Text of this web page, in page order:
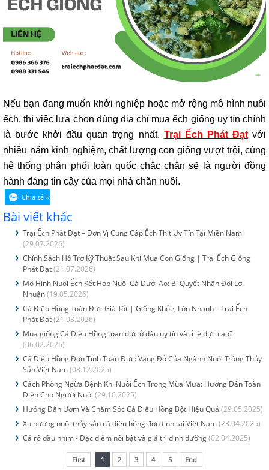
Nếu bạn đang muốn khởi nghiệp hoặc mở rộng mô hình nuôi
ếch, thì việc lựa chọn đúng địa chỉ mua ếch giống uy tín chính
là bước khởi đầu quan trọng nhất. Trại Ếch Phát Đạtvới
nhiều năm kinh nghiệm, chất lượng con giống vượt trội, cùng
hệ thống phân phối toàn quốc chắc chắn sẽ là người đồng
hành đáng tin cậy của mọi nhà chăn nuôi.
Bài viết khác
Trại Ếch Phát Đạt – Đơn Vị Cung Cấp Ếch Thịt Uy Tín Tại Miền Nam
(29.07.2026)
Chính Sách Hỗ Trợ Kỹ Thuật Sau Khi Mua Con Giống | Trại Ếch Giống
Phát Đạt(21.07.2026)
Mô Hình Nuôi Ếch Kết Hợp Nuôi Cá Dưới Ao: Bí Quyết Nhân Đôi Lợi
Nhuận(19.05.2026)
Cá Điêu Hồng Toàn Đực Giá Tốt | Giống Khỏe, Lớn Nhanh – Trại Ếch
Phát Đạt(21.03.2026)
Mua giống Cá Diêu Hồng toàn đực ở đâu uy tín và tỉ lệ đực cao?
(06.02.2026)
Cá Diêu Hồng Đơn Tính Toàn Đực: Vàng Đỏ Của Ngành Nuôi Trồng Thủy
Sản Việt Nam(08.12.2025)
Cách Phòng Ngừa Bệnh Khi Nuôi Ếch Trong Mùa Mưa: Hướng Dẫn Toàn
Diện Cho Người Nuôi (29.10.2025)
Hướng Dẫn Ươm Và Chăm Sóc Cá Diêu Hồng Bột Hiệu Quả (29.05.2025)
Xu hướng nuôi thủy sản cá diêu hồng đơn tính tại Việt Nam(23.04.2025)
Cá rô đầu nhím - Đặc điểm nổi bật và giá trị dinh dưỡng(02.04.2025)
First 1 2 3 4 5 End